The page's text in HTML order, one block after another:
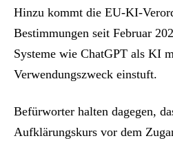
Hinzu kommt die EU-KI-
Bestimmungen seit Februar
Systeme wie ChatGPT als KI
Verwendungszweck einstuft.
Befürworter halten dagegen,
Aufklärungskurs vor dem